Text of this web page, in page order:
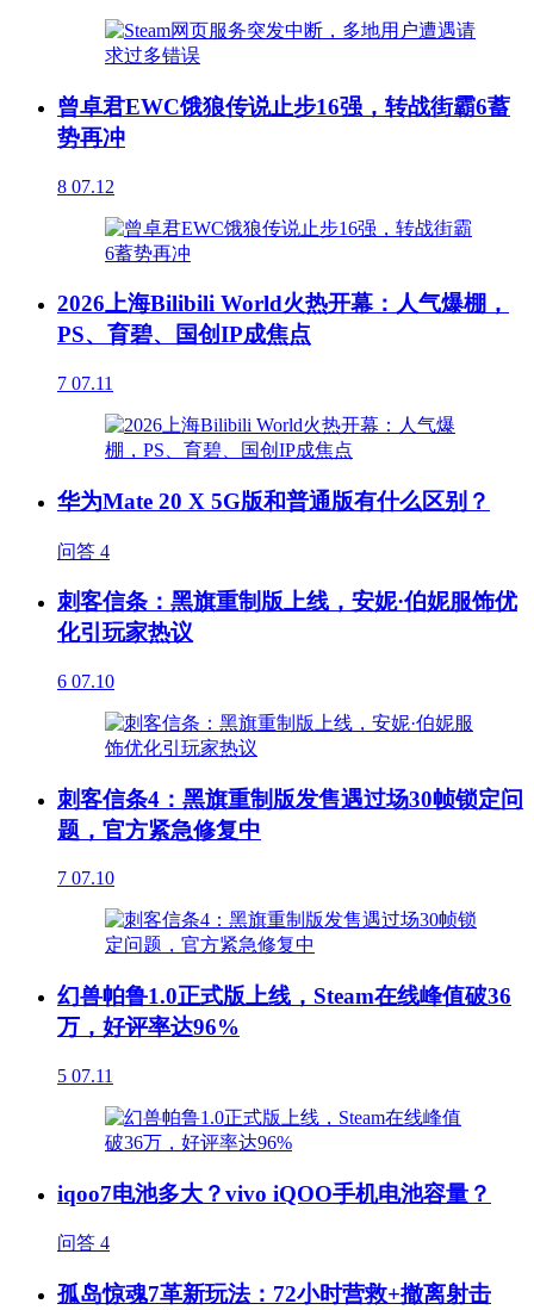
曾卓君EWC饿狼传说止步16强，转战街霸6蓄
势再冲
8 07.12
2026上海Bilibili World火热开幕：人气爆棚，
PS、育碧、国创IP成焦点
7 07.11
华为Mate 20 X 5G版和普通版有什么区别？
问答 4
刺客信条：黑旗重制版上线，安妮·伯妮服饰优
化引玩家热议
6 07.10
刺客信条4：黑旗重制版发售遇过场30帧锁定问
题，官方紧急修复中
7 07.10
幻兽帕鲁1.0正式版上线，Steam在线峰值破36
万，好评率达96%
5 07.11
iqoo7电池多大？vivo iQOO手机电池容量？
问答 4
孤岛惊魂7革新玩法：72小时营救+撤离射击